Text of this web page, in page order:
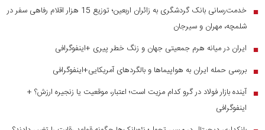
■
خدمت‌رسانی بانک گردشگری به زائران اربعین؛ توزیع 15 هزار اقلام رفاهی سفر در
شلمچه، مهران و سیرجان
■ ایران در میانه هرم جمعیتی جهان و زنگ خطر پیری +اینفوگرافی
■ بررسی حمله ایران به هواپیماها و بالگردهای آمریکایی+اینفوگرافی
■ آینده بازار فولاد در گرو کدام مزیت است؛ اعتبار، موقعیت یا زنجیره ارزش؟ +
اینفوگرافی